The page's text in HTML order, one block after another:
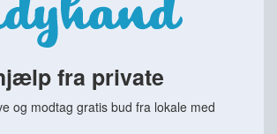
fra private
og modtag gratis bud fra lokale med